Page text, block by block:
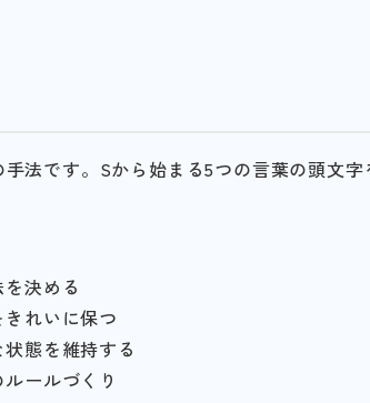
法です。Sから始まる5つの言葉の頭文
決める
れいに保つ
態を維持する
ールづくり